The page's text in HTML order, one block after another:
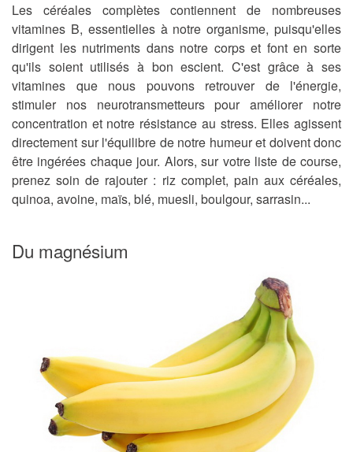
Les céréales complètes contiennent de nombreuses
vitamines B, essentielles à notre organisme, puisqu'elles
dirigent les nutriments dans notre corps et font en sorte
qu'ils soient utilisés à bon escient. C'est grâce à ses
vitamines que nous pouvons retrouver de l'énergie,
stimuler nos neurotransmetteurs pour améliorer notre
concentration et notre résistance au stress. Elles agissent
directement sur l'équilibre de notre humeur et doivent donc
être ingérées chaque jour. Alors, sur votre liste de course,
prenez soin de rajouter : riz complet, pain aux céréales,
quinoa, avoine, maïs, blé, muesli, boulgour, sarrasin...
Du magnésium